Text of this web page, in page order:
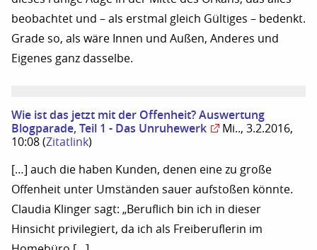
beobachtet und – als erstmal gleich Gültiges – bedenkt.
Grade so, als wäre Innen und Außen, Anderes und
Eigenes ganz dasselbe.
Wie ist das jetzt mit der Offenheit? Auswertung
Blogparade, Teil 1 - Das Unruhewerk
Mi.., 3.2.2016,
10:08 (Zitatlink)
[…] auch die haben Kunden, denen eine zu große
Offenheit unter Umständen sauer aufstoßen könnte.
Claudia Klinger sagt: „Beruflich bin ich in dieser
Hinsicht privilegiert, da ich als Freiberuflerin im